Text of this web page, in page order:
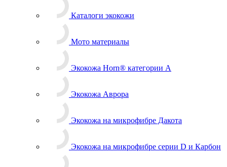
Каталоги экокожи
Мото материалы
Экокожа Horn® категории A
Экокожа Аврора
Экокожа на микрофибре Дакота
Экокожа на микрофибре серии D и Карбон